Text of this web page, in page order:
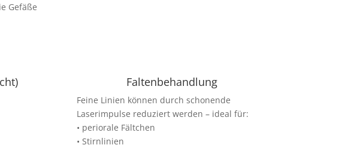
Gefäße
Faltenbehandlung
Feine Linien können durch schonende
Laserimpulse reduziert werden – ideal für:
• periorale Fältchen
• Stirnlinien